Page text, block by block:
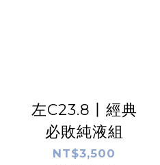
左C23.8丨經典
必敗純液組
NT$3,500